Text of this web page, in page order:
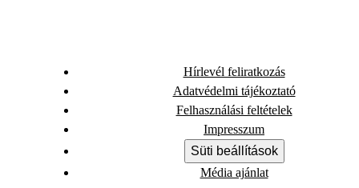
Hírlevél feliratkozás
Adatvédelmi tájékoztató
Felhasználási feltételek
Impresszum
Süti beállítások
Média ajánlat